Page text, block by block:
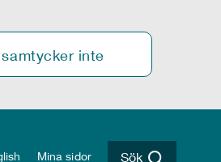
inte
Mina sidor Sök